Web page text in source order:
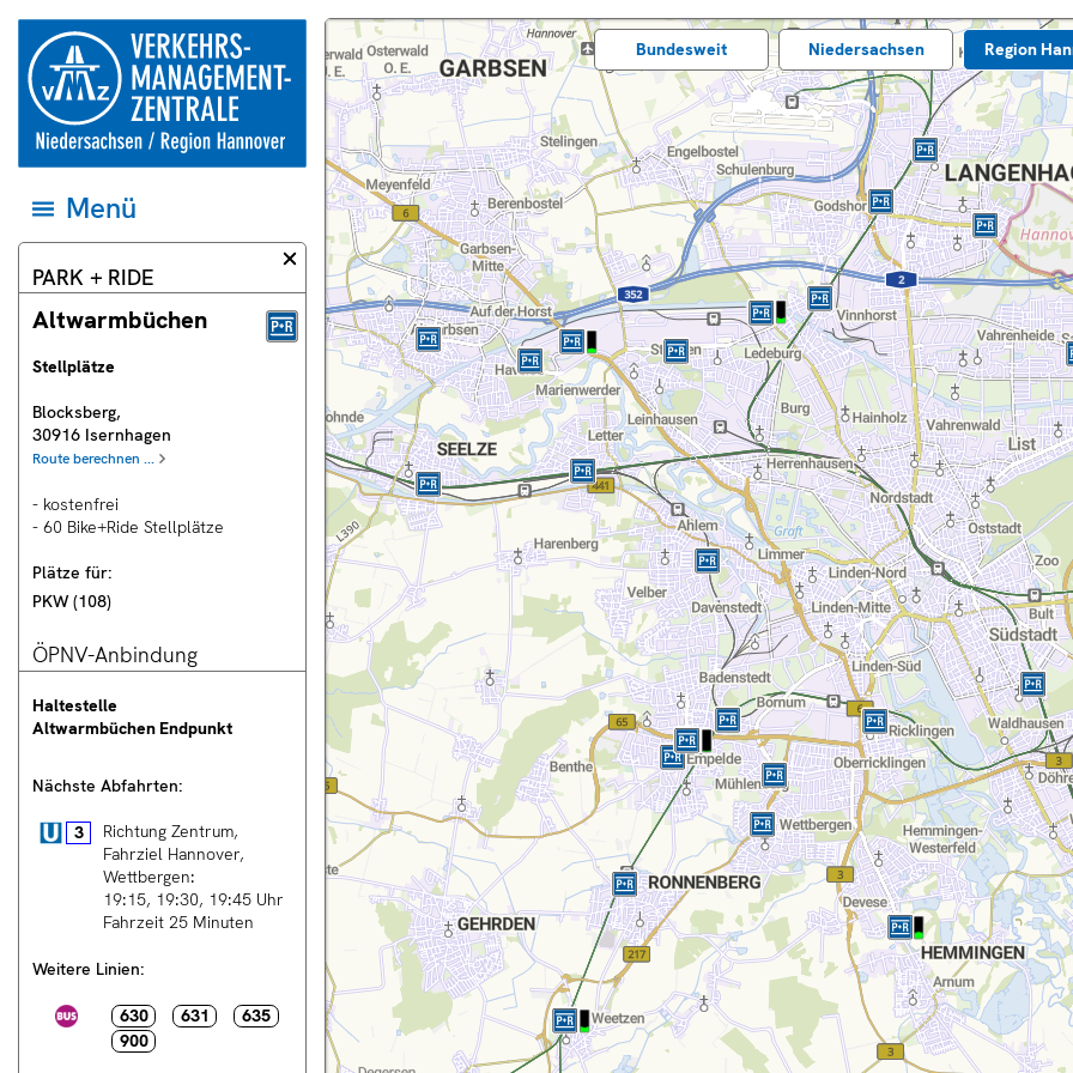
Springe direkt zum Inhalt
zur
Startseite
der
Verkehrsmanagementzentrale
Niedersachsen
und
Region
Menü
öffnen
und
ersten
Eintrag
springen
Menü
City
PARK + RIDE
Informationsdialog
schließen
Altwarmbüchen
Stellplätze
Blocksberg,
30916 Isernhagen
Route berechnen ...
- kostenfrei
- 60 Bike+Ride Stellplätze
Plätze für:
PKW (108)
ÖPNV-Anbindung
Haltestelle
Altwarmbüchen Endpunkt
Nächste Abfahrten:
Stadtbahn
3
Richtung Zentrum,
Fahrziel Hannover,
Wettbergen:
19:15 19:30 19:45 Uhr
Fahrzeit 25 Minuten
Weitere Linien:
Bus 630 631
635
900
Dieser
Bereich
der
Webseite
zeigt
eine
Landkarte.
Karte
und
Datenquellen
jeweilige
Gebiet
einstellen
Bundes­weit Nieder­sachsen Region